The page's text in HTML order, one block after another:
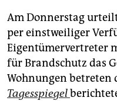
Am Donnerstag
per einstweiliger
Eigentümervertreter
für Brandschutz das
Wohnungen betreten
Tagesspiegel